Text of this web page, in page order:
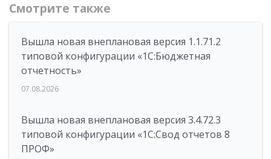
Смотрите также
Вышла новая внеплановая версия 1.1.71.2
типовой конфигурации «1C:Бюджетная
отчетность»
07.08.2026
Вышла новая внеплановая версия 3.4.72.3
типовой конфигурации «1C:Свод отчетов 8
ПРОФ»